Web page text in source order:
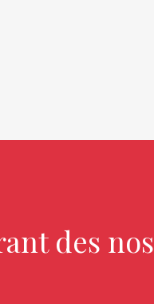
des nos